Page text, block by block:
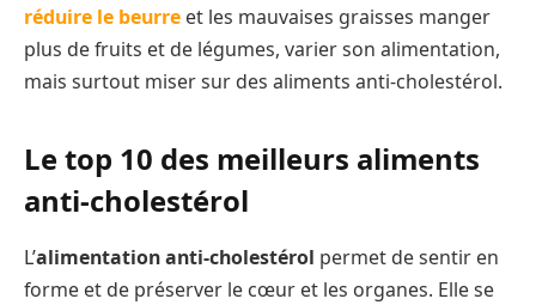
réduire le beurre et les mauvaises graisses manger
plus de fruits et de légumes, varier son alimentation,
mais surtout miser sur des aliments anti-cholestérol.
Le top 10 des meilleurs aliments
anti-cholestérol
L’alimentation anti-cholestérol permet de sentir en
forme et de préserver le cœur et les organes. Elle se